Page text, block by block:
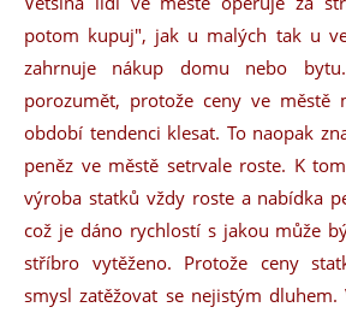
potom kupuj", jak u malých tak u
zahrnuje nákup domu nebo
porozumět, protože ceny ve městě
období tendenci klesat. To naopak
peněz ve městě setrvale roste. K
výroba statků vždy roste a nabídka
což je dáno rychlostí s jakou může
stříbro vytěženo. Protože ceny
smysl zatěžovat se nejistým